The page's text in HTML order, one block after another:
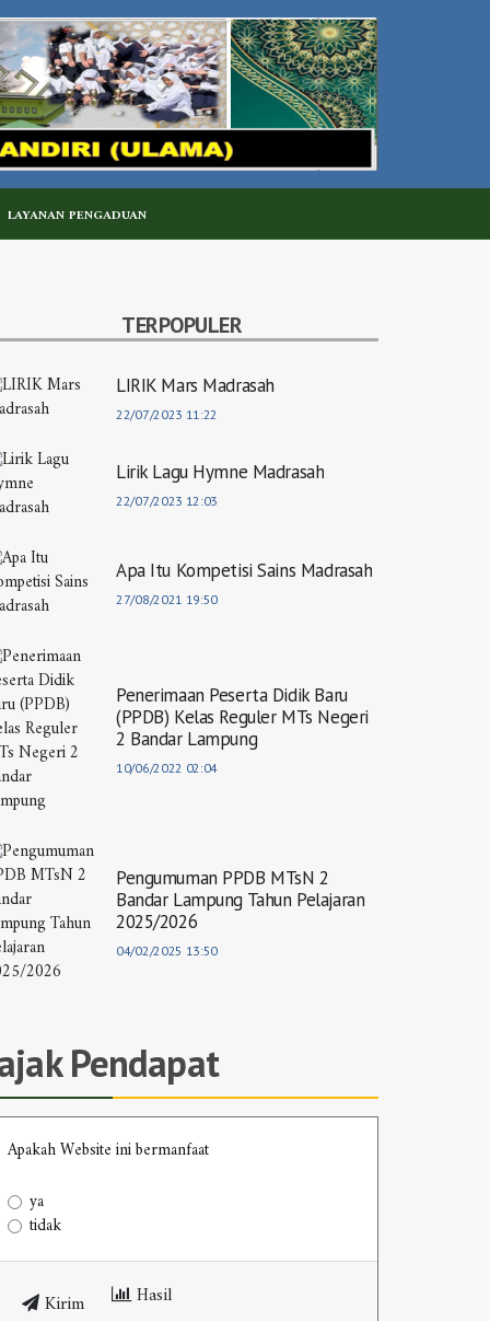
LAYANAN PENGADUAN
TERPOPULER
LIRIK Mars Madrasah
22/07/2023 11:22
Lirik Lagu Hymne Madrasah
22/07/2023 12:03
Apa Itu Kompetisi Sains Madrasah
27/08/2021 19:50
Penerimaan Peserta Didik Baru
(PPDB) Kelas Reguler MTs Negeri
2 Bandar Lampung
10/06/2022 02:04
Pengumuman PPDB MTsN 2
Bandar Lampung Tahun Pelajaran
2025/2026
04/02/2025 13:50
Pendapat
Apakah Website ini bermanfaat
ya
tidak
Kirim Hasil